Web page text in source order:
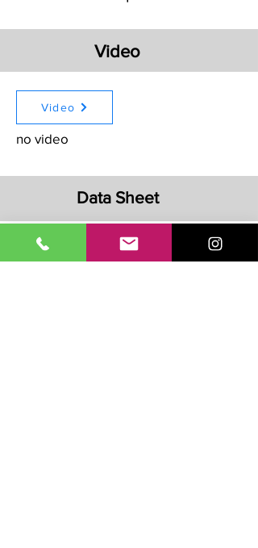
Video
Video
no video
Data Sheet
Scarica